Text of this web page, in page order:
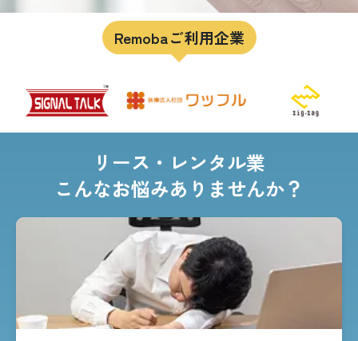
Remobaご利用企業
リース・レンタル業
こんなお悩みありませんか？